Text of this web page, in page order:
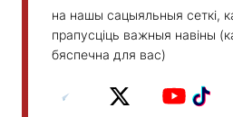
на нашы сацыяльныя сеткі,
прапусціць важныя навіны
бяспечна для вас)